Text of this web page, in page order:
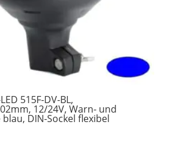
515F-DV-BL,
12/24V, Warn- und
DIN-Sockel flexibel